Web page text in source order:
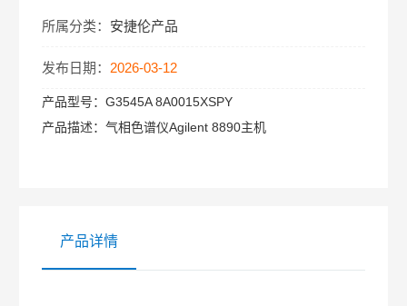
所属分类： 安捷伦产品
发布日期： 2026-03-12
产品型号：G3545A 8A0015XSPY
产品描述：气相色谱仪Agilent 8890主机
产品详情